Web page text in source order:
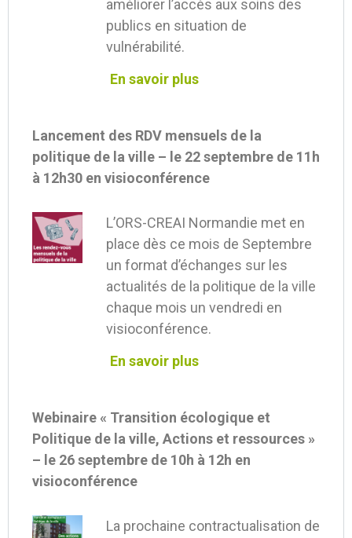
améliorer l’accès aux soins des
publics en situation de
vulnérabilité.
En savoir plus
Lancement des RDV mensuels de la
politique de la ville – le 22 septembre de 11h
à 12h30 en visioconférence
L’ORS-CREAI Normandie met en
place dès ce mois de Septembre
un format d’échanges sur les
actualités de la politique de la ville
chaque mois un vendredi en
visioconférence.
En savoir plus
Webinaire « Transition écologique et
Politique de la ville, Actions et ressources »
– le 26 septembre de 10h à 12h en
visioconférence
La prochaine contractualisation de